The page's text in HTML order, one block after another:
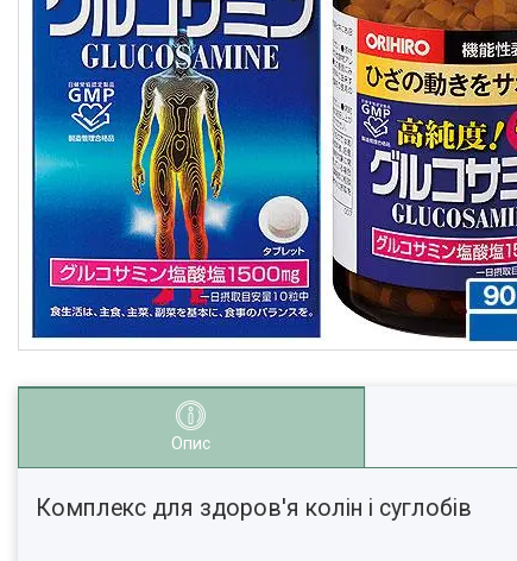
Опис
Комплекс для здоров'я колін і суглобів